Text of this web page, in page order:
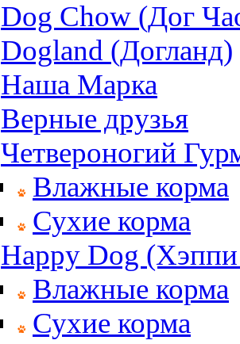
Dog Chow (Дог
Dogland (Догланд)
Наша Марка
Верные друзья
Четвероногий
Влажные корма
Сухие корма
Happy Dog
Влажные корма
Сухие корма